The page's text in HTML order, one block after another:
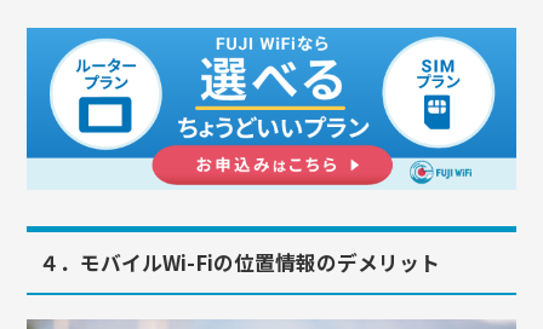
４．モバイルWi-Fiの位置情報のデメリット